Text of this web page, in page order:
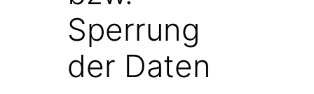
Sperrung
der Daten